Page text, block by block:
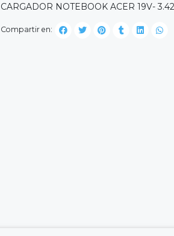
CARGADOR NOTEBOOK ACER 19V-
Compartir en: